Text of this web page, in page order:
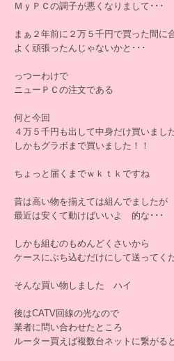
ＭｙＰＣの調子が悪くなりまして･･･
まぁ２年前に２万５千円で買った間に
よく頑張ったんじゃないかと･･･
っつーわけで
ニューＰＣの注文である
何と今回
４万５千円も出して中身だけ買いまし
しかもグラボまで買いました！！
ちょっと届くまでｗｋｔｋですね
昔は高い物を揃えては組んでましたが
最近は安くて動けばいいよ 的な･･･
しかも組むのもめんどくさいから
ケースにぶち込むだけにして送ってく
そんな買い物しました ハイ
後はCATV回線の光なので
業者に問い合わせたところ
ルーター買えば複数台ネットに繋がる